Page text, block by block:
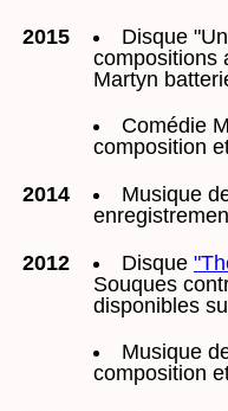
2015 Disque
compositions
Martyn
Comédie
composition
2014
Musique
2012
Disque
Souques
disponibles
Musique
composition